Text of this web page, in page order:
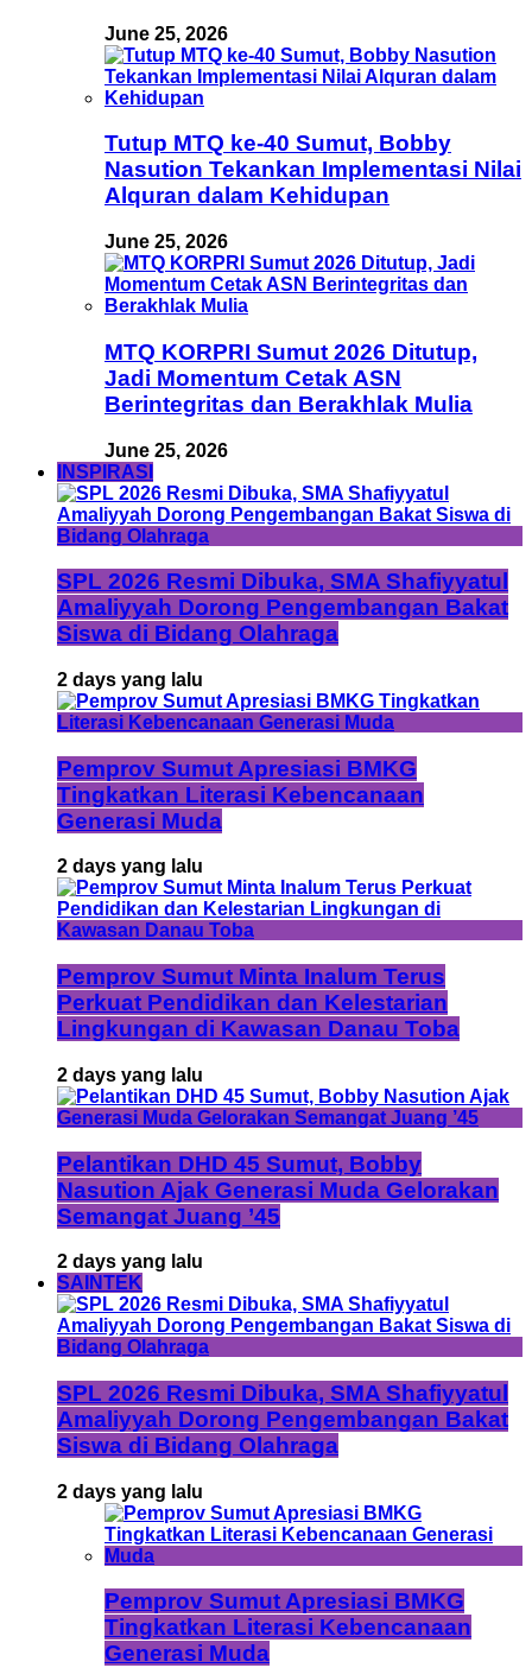
June 25, 2026
Tutup MTQ ke-40 Sumut, Bobby
Nasution Tekankan Implementasi Nilai
Alquran dalam Kehidupan
June 25, 2026
MTQ KORPRI Sumut 2026 Ditutup,
Jadi Momentum Cetak ASN
Berintegritas dan Berakhlak Mulia
June 25, 2026
INSPIRASI
SPL 2026 Resmi Dibuka, SMA Shafiyyatul
Amaliyyah Dorong Pengembangan Bakat
Siswa di Bidang Olahraga
2 days yang lalu
Pemprov Sumut Apresiasi BMKG
Tingkatkan Literasi Kebencanaan
Generasi Muda
2 days yang lalu
Pemprov Sumut Minta Inalum Terus
Perkuat Pendidikan dan Kelestarian
Lingkungan di Kawasan Danau Toba
2 days yang lalu
Pelantikan DHD 45 Sumut, Bobby
Nasution Ajak Generasi Muda Gelorakan
Semangat Juang ’45
2 days yang lalu
SAINTEK
SPL 2026 Resmi Dibuka, SMA Shafiyyatul
Amaliyyah Dorong Pengembangan Bakat
Siswa di Bidang Olahraga
2 days yang lalu
Pemprov Sumut Apresiasi BMKG
Tingkatkan Literasi Kebencanaan
Generasi Muda